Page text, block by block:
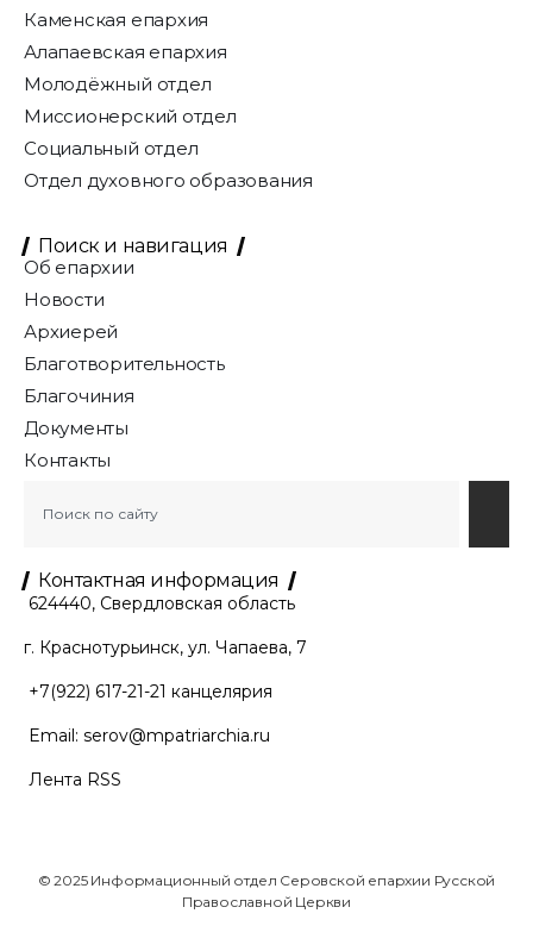
Каменская епархия
Алапаевская епархия
Молодёжный отдел
Миссионерский отдел
Социальный отдел
Отдел духовного образования
Поиск и навигация
Об епархии
Новости
Архиерей
Благотворительность
Благочиния
Документы
Контакты
Контактная информация
624440, Свердловская область
г. Краснотурьинск, ул. Чапаева, 7
+7(922) 617-21-21 канцелярия
Email: serov@mpatriarchia.ru
Лента RSS
© 2025 Информационный отдел Серовской епархии Русской
Православной Церкви